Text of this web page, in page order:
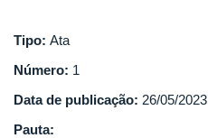
Tipo: Ata
Número: 1
Data de publicação: 26/05/2023
Pauta: